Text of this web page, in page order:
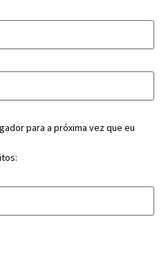
para a próxima vez que eu